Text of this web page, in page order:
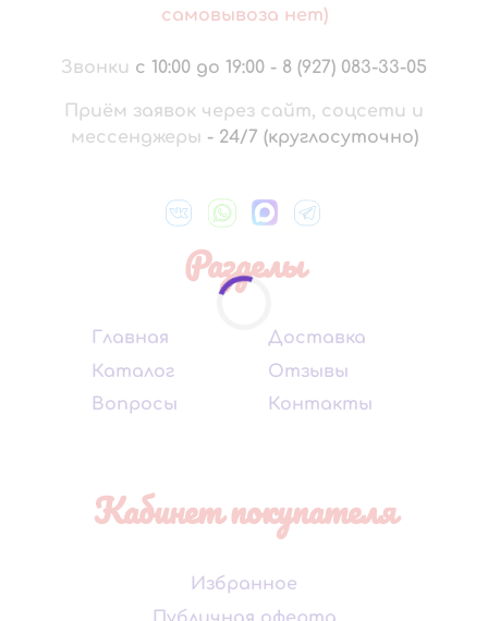
самовывоза нет)
Звонки с 10:00 до 19:00 - 8 (927) 083-33-05
Приём заявок через сайт, соцсети и
мессенджеры - 24/7 (круглосуточно)
Разделы
Главная
Каталог
Вопросы
Доставка
Отзывы
Контакты
Кабинет покупателя
Избранное